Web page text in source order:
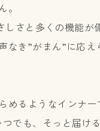
さと多くの機能が
なき”がまん”に応
るようなインナー
でも、そっと届け